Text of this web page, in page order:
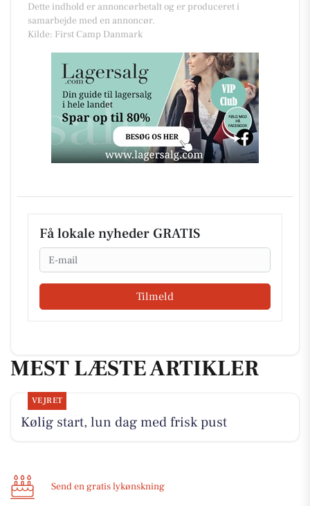
Dette indhold er annoncørbetalt og er produceret i
samarbejde med en annoncør.
Kilde: First Camp Danmark
Få lokale nyheder GRATIS
Email
Tilmeld
MEST LÆSTE ARTIKLER
VEJRET
Kølig start, lun dag med frisk pust
Send en gratis lykønskning